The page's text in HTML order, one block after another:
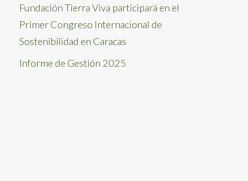
Fundación Tierra Viva participará en el
Primer Congreso Internacional de
Sostenibilidad en Caracas
Informe de Gestión 2025